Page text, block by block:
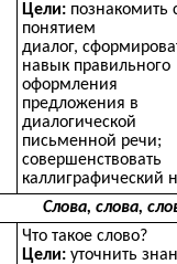
Цели: познакомить
понятием
диалог,
навык правильного
оформления
предложения в
диалогической
письменной речи;
совершенствовать
каллиграфический
Слова, слова,
Что такое слово?
Цели: уточнить